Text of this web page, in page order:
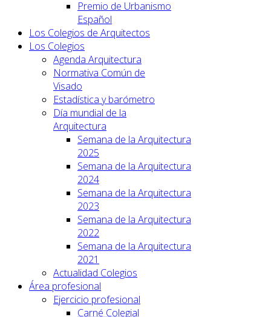
Premio de Urbanismo
Español
Los Colegios de Arquitectos
Los Colegios
Agenda Arquitectura
Normativa Común de
Visado
Estadística y barómetro
Día mundial de la
Arquitectura
Semana de la Arquitectura
2025
Semana de la Arquitectura
2024
Semana de la Arquitectura
2023
Semana de la Arquitectura
2022
Semana de la Arquitectura
2021
Actualidad Colegios
Área profesional
Ejercicio profesional
Carné Colegial